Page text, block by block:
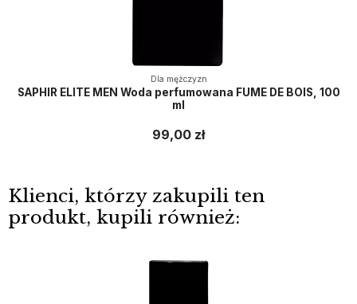
Dla mężczyzn
SAPHIR ELITE MEN Woda perfumowana FUME DE BOIS, 100
ml
99,00 zł
Klienci, którzy zakupili ten
produkt, kupili również: